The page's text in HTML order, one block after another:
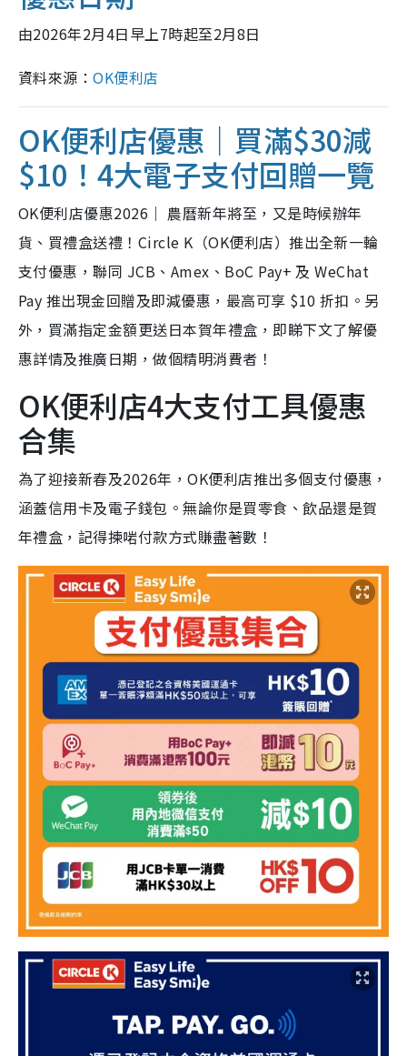
由2026年2月4日早上7時起至2月8日
資料來源：OK便利店
OK便利店優惠｜買滿$30減
$10！4大電子支付回贈一覽
OK便利店優惠2026｜ 農曆新年將至，又是時候辦年
貨、買禮盒送禮！Circle K（OK便利店）推出全新一輪
支付優惠，聯同 JCB、Amex、BoC Pay+ 及 WeChat
Pay 推出現金回贈及即減優惠，最高可享 $10 折扣。另
外，買滿指定金額更送日本賀年禮盒，即睇下文了解優
惠詳情及推廣日期，做個精明消費者！
OK便利店4大支付工具優惠
合集
為了迎接新春及2026年，OK便利店推出多個支付優惠，
涵蓋信用卡及電子錢包。無論你是買零食、飲品還是賀
年禮盒，記得揀啱付款方式賺盡著數！